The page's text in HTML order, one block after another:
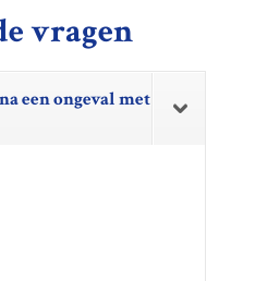
vragen
een ongeval met